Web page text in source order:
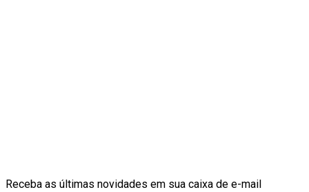
Receba as últimas novidades em sua caixa de e-mail